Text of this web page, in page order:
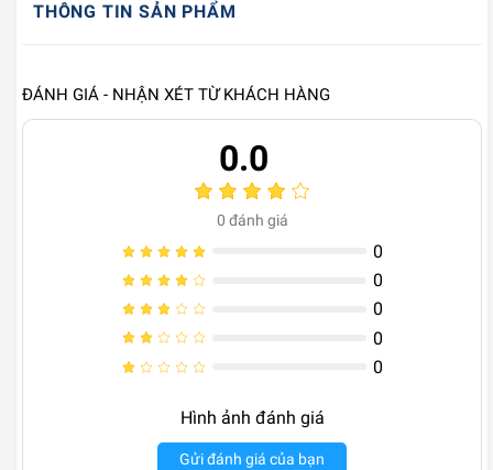
THÔNG TIN SẢN PHẨM
ĐÁNH GIÁ - NHẬN XÉT TỪ KHÁCH HÀNG
0.0
0 đánh giá
0
0
0
0
0
Hình ảnh đánh giá
Gửi đánh giá của bạn